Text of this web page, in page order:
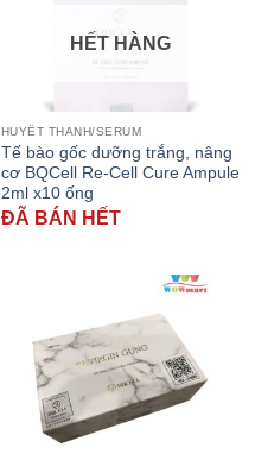
HẾT HÀNG
HUYẾT THANH/SERUM
Tế bào gốc dưỡng trắng, nâng
cơ BQCell Re-Cell Cure Ampule
2ml x10 ống
ĐÃ BÁN HẾT